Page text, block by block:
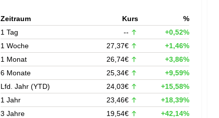
Zeitraum Kurs
%
1 Tag
--
+0,52%
1 Woche
27,37€
+1,46%
1 Monat
26,74€
+3,86%
6 Monate
25,34€
+9,59%
Lfd. Jahr (YTD)
24,03€
+15,58%
1 Jahr
23,46€
+18,39%
3 Jahre
19,54€
+42,14%